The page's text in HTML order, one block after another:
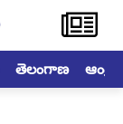
తెలంగాణ